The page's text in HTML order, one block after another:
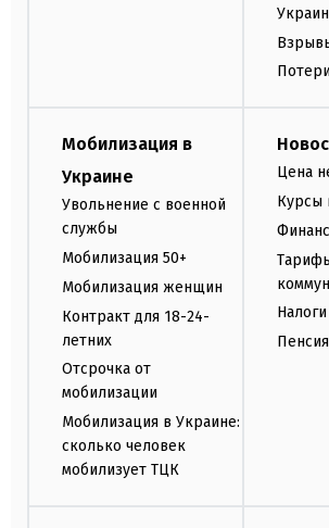
Мобилизация в
Украине
Увольнение с военной
службы
Мобилизация 50+
Мобилизация женщин
Контракт для 18-24-
летних
Отсрочка от
мобилизации
Мобилизация в Украине:
сколько человек
мобилизует ТЦК
Цена
Курсы
Налоги